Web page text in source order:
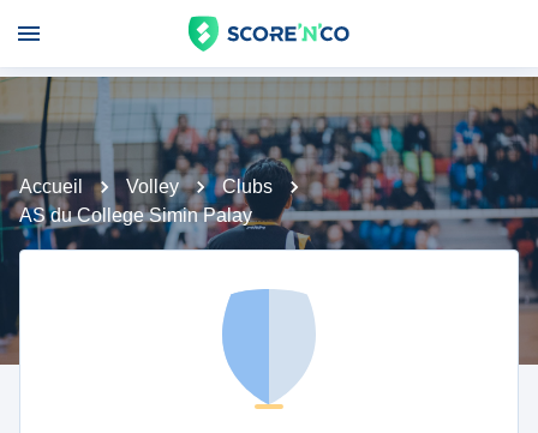
Accueil Volley
Clubs
AS du College Simin Palay